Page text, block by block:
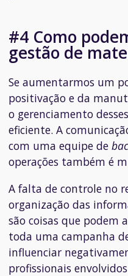
#4 Como
gestão de
Se aumentarmos um
positivação e da
o gerenciamento
eficiente. A
com uma equipe de
operações também é
A falta de controle no
organização das
são coisas que podem
toda uma campanha
influenciar
profissionais